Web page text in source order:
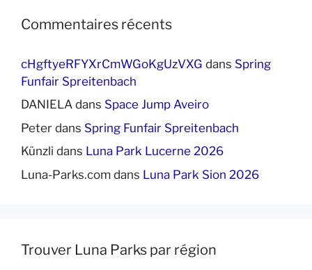
Commentaires récents
cHgftyeRFYXrCmWGoKgUzVXG dans Spring
Funfair Spreitenbach
DANIELA dans Space Jump Aveiro
Peter dans Spring Funfair Spreitenbach
Künzli dans Luna Park Lucerne 2026
Luna-Parks.com dans Luna Park Sion 2026
Trouver Luna Parks par région